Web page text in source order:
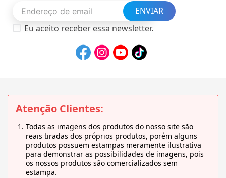
ENVIAR
Eu aceito receber essa newsletter.
Atenção Clientes:
Todas as imagens dos produtos do nosso site são
reais tiradas dos próprios produtos, porém alguns
produtos possuem estampas meramente ilustrativa
para demonstrar as possibilidades de imagens, pois
os nossos produtos são comercializados sem
estampa.